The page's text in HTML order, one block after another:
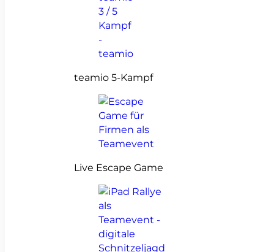
teamio 5-Kampf
Live Escape Game